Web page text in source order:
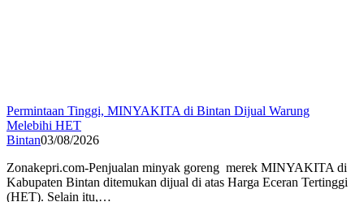
Permintaan Tinggi, MINYAKITA di Bintan Dijual Warung
Melebihi HET
Bintan03/08/2026
Zonakepri.com-Penjualan minyak goreng merek MINYAKITA di
Kabupaten Bintan ditemukan dijual di atas Harga Eceran Tertinggi
(HET). Selain itu,…